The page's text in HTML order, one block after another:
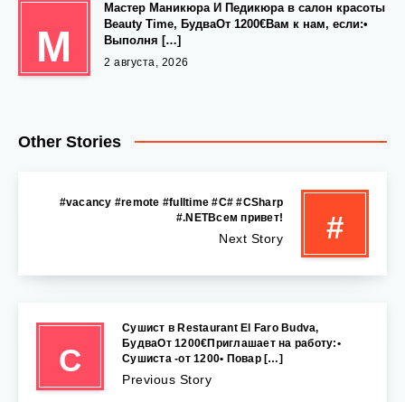
М
Мастер Маникюра И Педикюра в салон красоты
Beauty Time, БудваОт 1200€Вам к нам, если:•
Выполня […]
2 августа, 2026
Other Stories
#
#vacancy #remote #fulltime #C# #CSharp
#.NETВсем привет!
Next Story
С
Сушист в Restaurant El Faro Budva,
БудваОт 1200€Приглашает на работу:•
Сушиста -от 1200• Повар […]
Previous Story